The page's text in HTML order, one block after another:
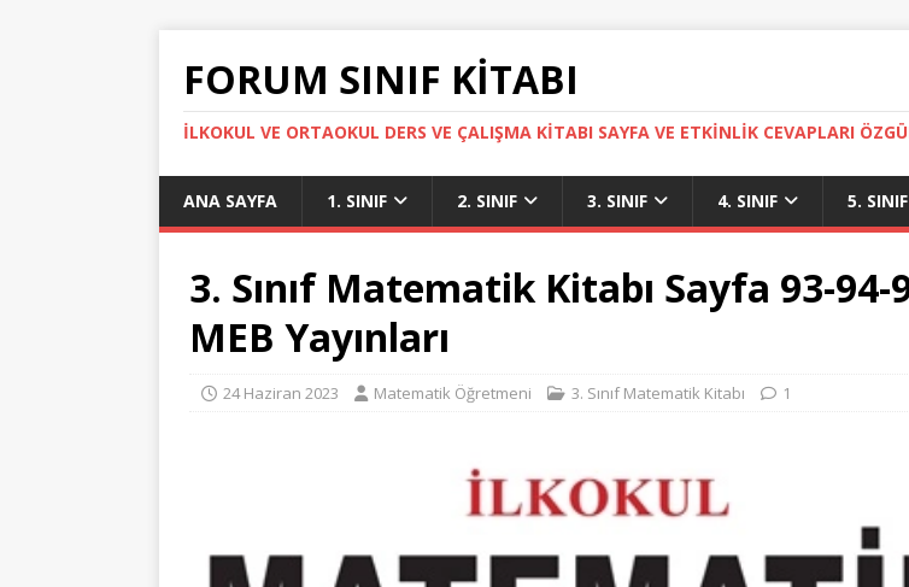
FORUM SINIF KITABI
İLKOKUL VE ORTAOKUL DERS VE ÇALIŞMA KITABI SAYFA VE ETKINLIK CEVAPLARI
ANA SAYFA 1. SINIF 2. SINIF 3. SINIF 4. SINIF 5. SINIF
3. Sınıf Matematik Kitabı Sayfa 93-94-
MEB Yayınları
24 Haziran 2023 Matematik Öğretmeni 3. Sınıf Matematik Kitabı 1